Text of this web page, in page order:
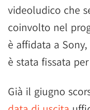
videoludico che
coinvolto nel
è affidata a
è stata fissata
Già il giugno